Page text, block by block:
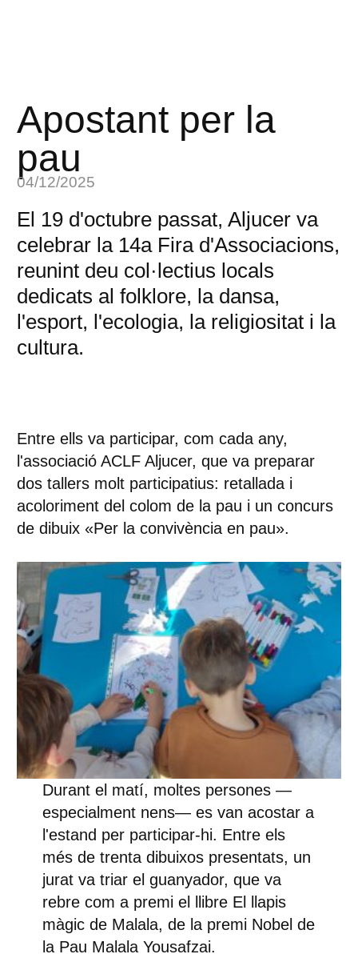
Apostant per la
pau
04/12/2025
El 19 d'octubre passat, Aljucer va
celebrar la 14a Fira d'Associacions,
reunint deu col·lectius locals
dedicats al folklore, la dansa,
l'esport, l'ecologia, la religiositat i la
cultura.
Entre ells va participar, com cada any,
l'associació ACLF Aljucer, que va preparar
dos tallers molt participatius: retallada i
acoloriment del colom de la pau i un concurs
de dibuix «Per la convivència en pau».
Durant el matí, moltes persones —
especialment nens— es van acostar a
l'estand per participar-hi. Entre els
més de trenta dibuixos presentats, un
jurat va triar el guanyador, que va
rebre com a premi el llibre El llapis
màgic de Malala, de la premi Nobel de
la Pau Malala Yousafzai.